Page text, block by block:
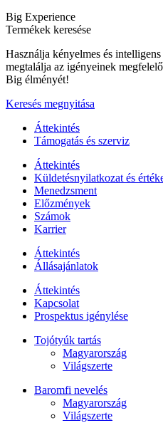
Big Experience
Termékek keresése
Használja kényelmes és
megtalálja az igényeinek
Big élményét!
Keresés megnyitása
Áttekintés
Támogatás és szerviz
Áttekintés
Küldetésnyilatkozat és
Menedzsment
Előzmények
Számok
Karrier
Áttekintés
Állásajánlatok
Áttekintés
Kapcsolat
Prospektus igénylése
Tojótyúk tartás
Magyarország
Világszerte
Baromfi nevelés
Magyarország
Világszerte